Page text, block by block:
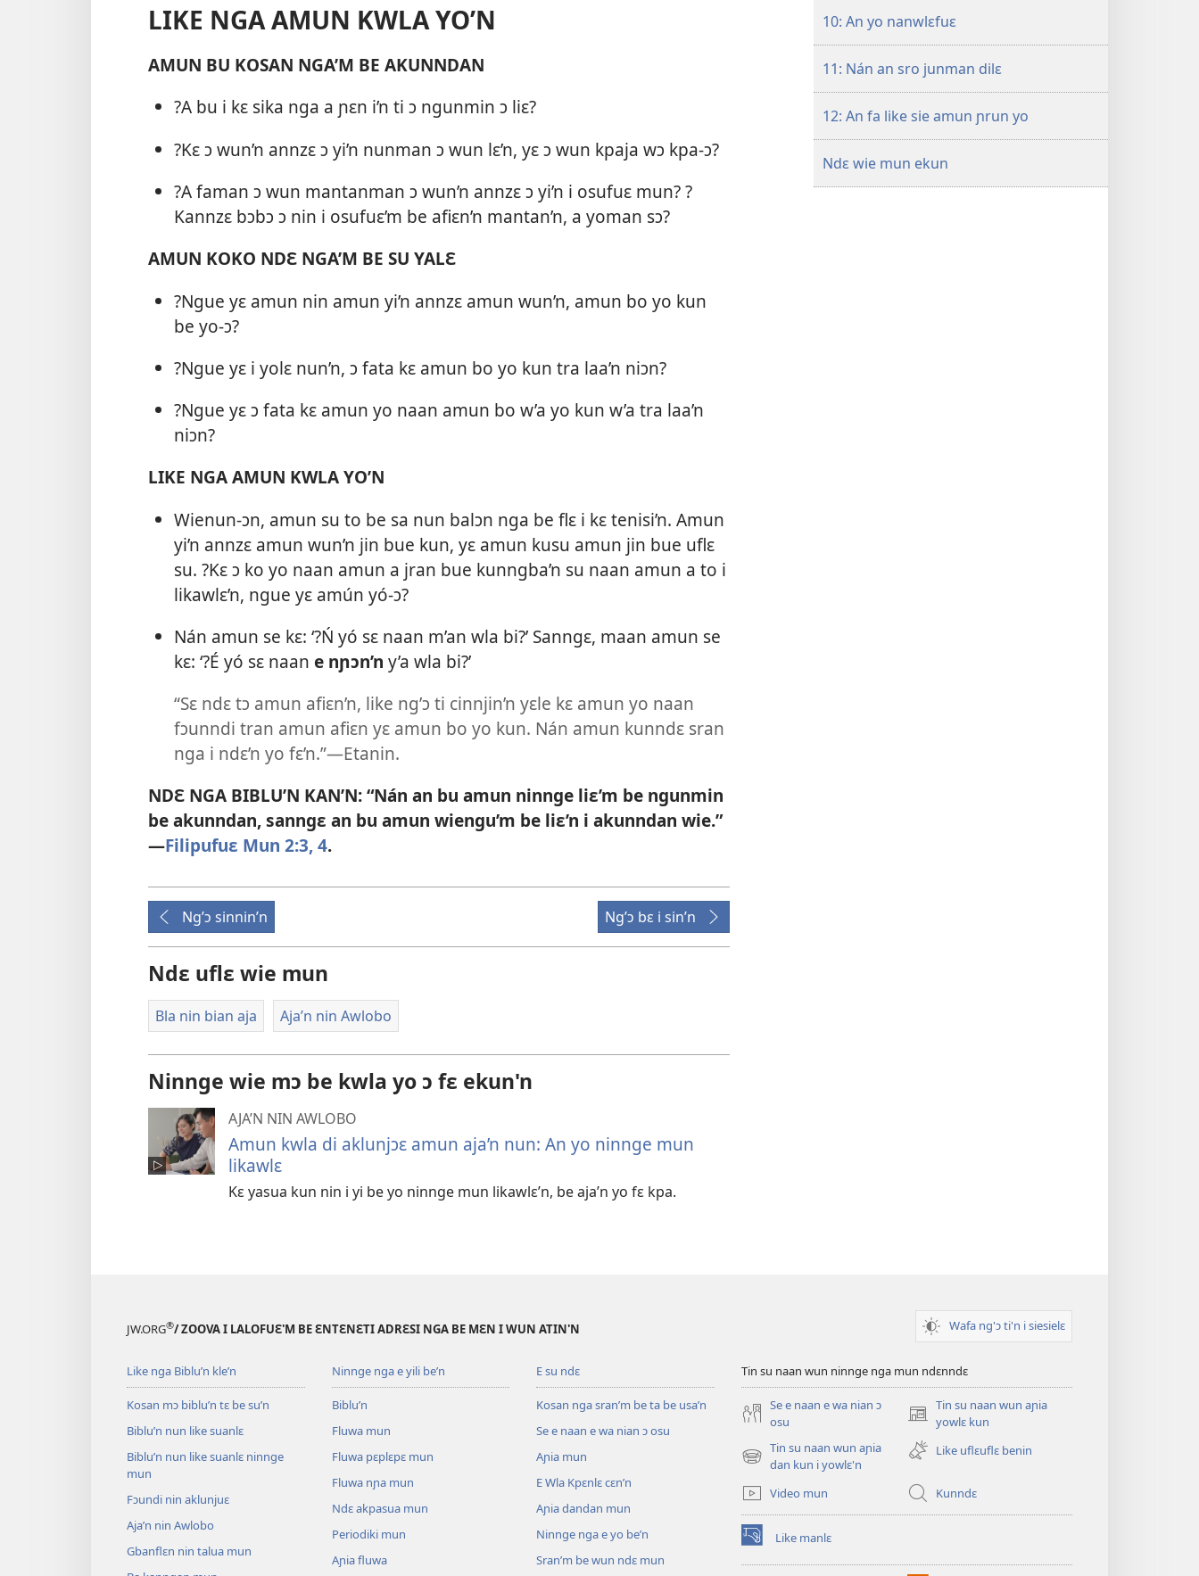
LIKE NGA AMUN KWLA YO’N
AMUN BU KOSAN NGA’M BE AKUNNDAN
?A bu i kɛ sika nga a ɲɛn i’n ti ɔ ngunmin ɔ liɛ?
?Kɛ ɔ wun’n annzɛ ɔ yi’n nunman ɔ wun lɛ’n, yɛ ɔ wun kpaja wɔ kpa-ɔ?
?A faman ɔ wun mantanman ɔ wun’n annzɛ ɔ yi’n i osufuɛ mun? ?
Kannzɛ bɔbɔ ɔ nin i osufuɛ’m be afiɛn’n mantan’n, a yoman sɔ?
AMUN KOKO NDƐ NGA’M BE SU YALƐ
?Ngue yɛ amun nin amun yi’n annzɛ amun wun’n, amun bo yo kun
be yo-ɔ?
?Ngue yɛ i yolɛ nun’n, ɔ fata kɛ amun bo yo kun tra laa’n niɔn?
?Ngue yɛ ɔ fata kɛ amun yo naan amun bo w’a yo kun w’a tra laa’n
niɔn?
LIKE NGA AMUN KWLA YO’N
Wienun-ɔn, amun su to be sa nun balɔn nga be flɛ i kɛ tenisi’n. Amun
yi’n annzɛ amun wun’n jin bue kun, yɛ amun kusu amun jin bue uflɛ
su. ?Kɛ ɔ ko yo naan amun a jran bue kunngba’n su naan amun a to i
likawlɛ’n, ngue yɛ amún yó-ɔ?
Nán amun se kɛ: ‘?Ń yó sɛ naan m’an wla bi?’ Sanngɛ, maan amun se
kɛ: ‘?É yó sɛ naan e nɲɔn’n y’a wla bi?’
“Sɛ ndɛ tɔ amun afiɛn’n, like ng’ɔ ti cinnjin’n yɛle kɛ amun yo naan
fɔunndi tran amun afiɛn yɛ amun bo yo kun. Nán amun kunndɛ sran
nga i ndɛ’n yo fɛ’n.”—Etanin.
NDƐ NGA BIBLU’N KAN’N: “Nán an bu amun ninnge liɛ’m be ngunmin
be akunndan, sanngɛ an bu amun wiengu’m be liɛ’n i akunndan wie.”​
—Filipufuɛ Mun 2:3, 4.
Ng’ɔ sinnin’n Ng’ɔ bɛ i sin’n
Ndɛ uflɛ wie mun
Bla nin bian aja Aja’n nin Awlobo
Ninnge wie mɔ be kwla yo ɔ fɛ ekun'n
AJA’N NIN AWLOBO
Amun kwla di aklunjɔɛ amun aja’n nun: An yo ninnge mun
likawlɛ
Kɛ yasua kun nin i yi be yo ninnge mun likawlɛ’n, be aja’n yo fɛ kpa.
10: An yo nanwlɛfuɛ
11: Nán an sro junman dilɛ
12: An fa like sie amun ɲrun yo
Ndɛ wie mun ekun
JW.ORG®/ ZOOVA I LALOFUƐ'M BE ƐNTƐNƐTI ADRƐSI NGA BE MƐN I WUN ATIN'N Wafa ng'ɔ ti'n i siesielɛ
Like nga Biblu’n kle’n
Kosan mɔ biblu’n tɛ be su’n
Biblu’n nun like suanlɛ
Biblu’n nun like suanlɛ ninnge
mun
Fɔundi nin aklunjuɛ
Aja’n nin Awlobo
Gbanflɛn nin talua mun
Ninnge nga e yili be’n
Biblu’n
Fluwa mun
Fluwa pɛplɛpɛ mun
Fluwa nɲa mun
Ndɛ akpasua mun
Periodiki mun
Aɲia fluwa
E su ndɛ
Kosan nga sran’m be ta be usa’n
Se e naan e wa nian ɔ osu
Aɲia mun
E Wla Kpɛnlɛ cɛn’n
Aɲia dandan mun
Ninnge nga e yo be’n
Sran’m be wun ndɛ mun
Tin su naan wun ninnge nga mun ndɛnndɛ
Se e naan e wa nian ɔ
osu
Tin su naan wun aɲia
yowlɛ kun
(opens
new
window)
Tin su naan wun aɲia
dan kun i yowlɛ'n
(opens
window)
Like uflɛuflɛ benin
Video mun Kunndɛ
Like manlɛ
(opens
new